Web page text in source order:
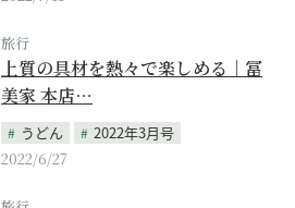
旅行
上質の具材を熱々で楽しめる｜冨
美家 本店…
うどん
2022年3月号
2022/6/27